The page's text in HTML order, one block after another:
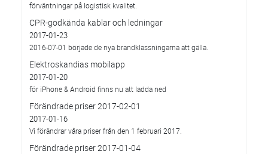
förväntningar på logistisk kvalitet.
CPR-godkända kablar och ledningar
2017-01-23
2016-07-01 började de nya brandklassningarna att gälla.
Elektroskandias mobilapp
2017-01-20
för iPhone & Android finns nu att ladda ned
Förändrade priser 2017-02-01
2017-01-16
Vi förändrar våra priser från den 1 februari 2017.
Förändrade priser 2017-01-04